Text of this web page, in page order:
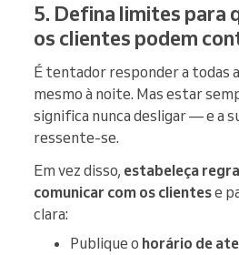
5. Defina limites para
os clientes podem
É tentador responder a todas
mesmo à noite. Mas estar
significa nunca desligar — e a
ressente-se.
Em vez disso, estabeleça
comunicar com os clientese
clara:
Publique o horário de